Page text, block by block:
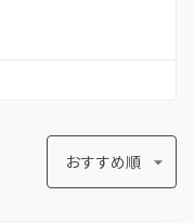
おすすめ順